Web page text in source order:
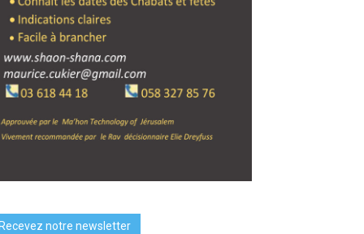
Recevez notre newsletter